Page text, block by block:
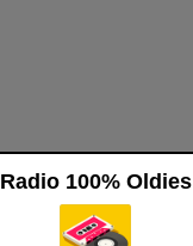
Radio 100% Oldies